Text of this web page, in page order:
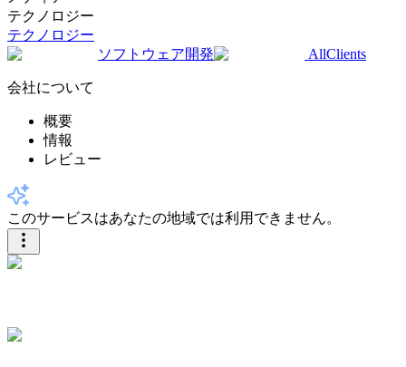
テクノロジー
テクノロジー
ソフトウェア開発
AllClients
会社について
概要
情報
レビュー
このサービスはあなたの地域では利用できません。